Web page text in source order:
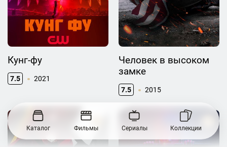
Кунг-фу
7.5 2021
Человек в высоком
замке
7.5 2015
Каталог Фильмы Сериалы Коллекции